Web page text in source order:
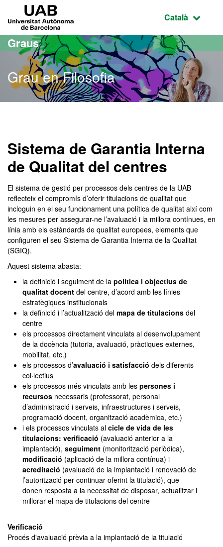
Ves al contingut principal
Ves a la navegació de la pàgina
Idioma
Català
Graus
Grau en Filosofia
Sistema de Garantia Interna
de Qualitat del centres
El sistema de gestió per processos dels centres de la UAB
reflecteix el compromís d’oferir titulacions de qualitat que
incloguin en el seu funcionament una política de qualitat així com
les mesures per assegurar-ne l’avaluació i la millora contínues, en
línia amb els estàndards de qualitat europees, elements que
configuren el seu Sistema de Garantia Interna de la Qualitat
(SGIQ).
Aquest sistema abasta:
la definició i seguiment de la política i objectius de
qualitat docent del centre, d’acord amb les línies
estratègiques institucionals
la definició i l’actualització del mapa de titulacions del
centre
els processos directament vinculats al desenvolupament
de la docència (tutoria, avaluació, pràctiques externes,
mobilitat, etc.)
els processos d’avaluació i satisfacció dels diferents
col·lectius
els processos més vinculats amb les persones i
recursos necessaris (professorat, personal
d’administració i serveis, infraestructures i serveis,
programació docent, organització acadèmica, etc.)
i els processos vinculats al cicle de vida de les
titulacions: verificació (avaluació anterior a la
implantació), seguiment (monitorització periòdica),
modificació (aplicació de la millora contínua) i
acreditació (avaluació de la implantació i renovació de
l’autorització per continuar oferint la titulació), que
donen resposta a la necessitat de disposar, actualitzar i
millorar el mapa de titulacions del centre
Verificació
Procés d'avaluació prèvia a la implantació de la titulació